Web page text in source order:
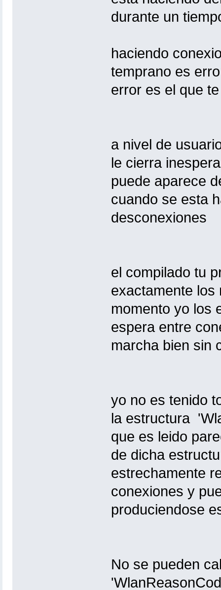
durante un
haciendo
temprano es
error es el que
a nivel de
le cierra
puede aparece
cuando se esta
desconexiones
el compilado tu
exactamente los
momento yo los
espera entre
marcha bien sin
yo no es tenido
la estructura
que es leido
de dicha
estrechamente
conexiones y
produciendose
No se pueden